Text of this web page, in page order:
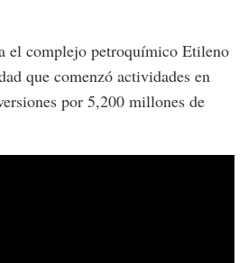
el complejo petroquímico Etileno
que comenzó actividades en
por 5,200 millones de